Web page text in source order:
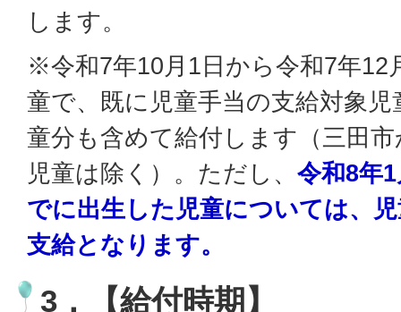
します。
※令和7年10月1日から令和7年12
童で、既に児童手当の支給対象
童分も含めて給付します（三田
児童は除く）。ただし、 令和8年
でに出生した児童については、
支給となります。
3．【給付時期】